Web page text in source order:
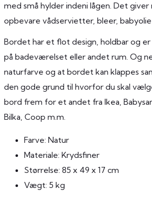
med små hylder indeni lågen. Det giver
opbevare vådservietter, bleer, babyolie
Bordet har et flot design, holdbar og
på badeværelset eller andet rum. Og
naturfarve og at bordet kan klappes
den gode grund til hvorfor du skal
bord frem for et andet fra Ikea,
Bilka, Coop m.m.
Farve: Natur
Materiale: Krydsfiner
Størrelse: 85 x 49 x 17 cm
Vægt: 5 kg